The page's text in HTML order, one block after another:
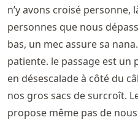
n’y avons croisé personne,
personnes que nous
bas, un mec assure sa
patiente. le passage est un
en désescalade à côté du
nos gros sacs de surcroît.
propose même pas de